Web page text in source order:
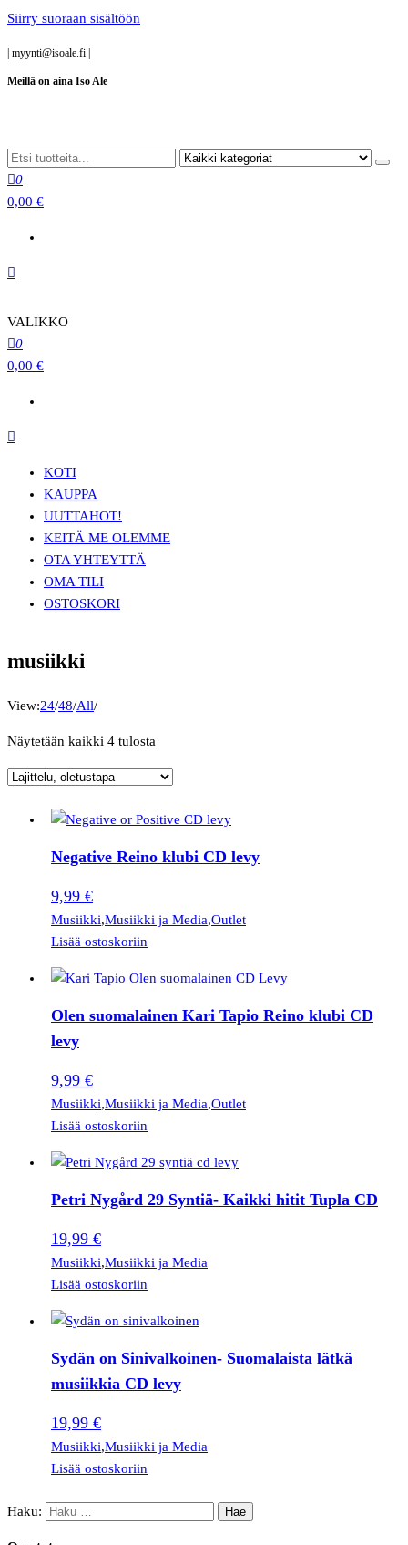
Siirry suoraan sisältöön
myynti@isoale.fi
Meillä on aina Iso Ale
0
0,00 €
VALIKKO
0
0,00 €
KOTI
KAUPPA
UUTTAHOT!
KEITÄ ME OLEMME
OTA YHTEYTTÄ
OMA TILI
OSTOSKORI
musiikki
View:24/48/All/
Näytetään kaikki 4 tulosta
Negative Reino klubi CD levy
9,99 €
Musiikki,Musiikki ja Media,Outlet
Lisää ostoskoriin
Olen suomalainen Kari Tapio Reino klubi CD
levy
9,99 €
Musiikki,Musiikki ja Media,Outlet
Lisää ostoskoriin
Petri Nygård 29 Syntiä- Kaikki hitit Tupla CD
19,99 €
Musiikki,Musiikki ja Media
Lisää ostoskoriin
Sydän on Sinivalkoinen- Suomalaista lätkä
musiikkia CD levy
19,99 €
Musiikki,Musiikki ja Media
Lisää ostoskoriin
Haku: